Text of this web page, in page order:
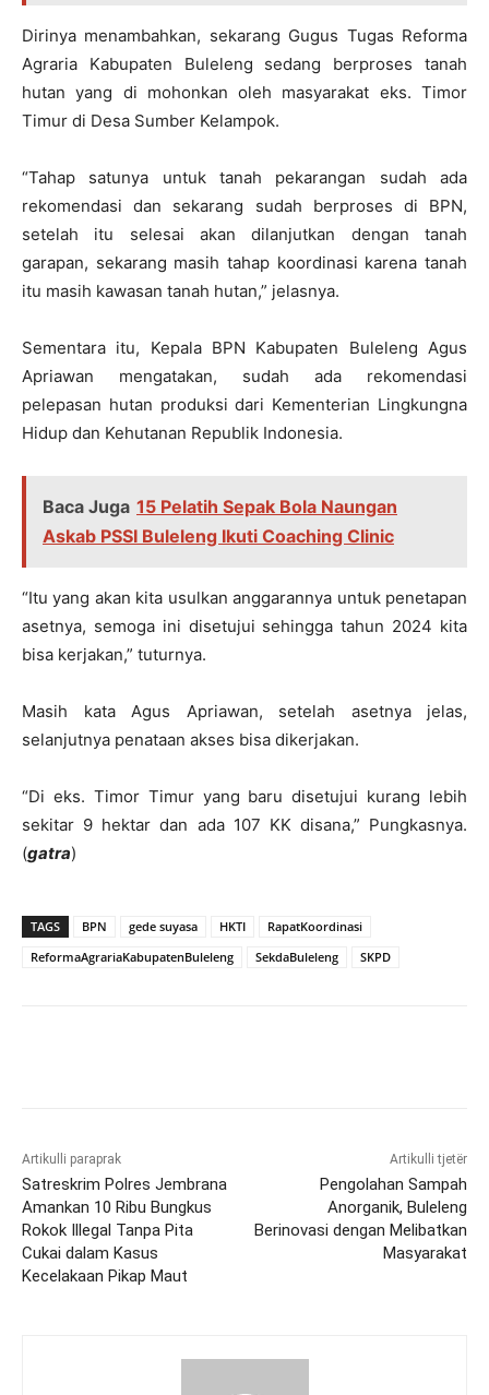
Dirinya menambahkan, sekarang Gugus Tugas Reforma
Agraria Kabupaten Buleleng sedang berproses tanah
hutan yang di mohonkan oleh masyarakat eks. Timor
Timur di Desa Sumber Kelampok.
“Tahap satunya untuk tanah pekarangan sudah ada
rekomendasi dan sekarang sudah berproses di BPN,
setelah itu selesai akan dilanjutkan dengan tanah
garapan, sekarang masih tahap koordinasi karena tanah
itu masih kawasan tanah hutan,” jelasnya.
Sementara itu, Kepala BPN Kabupaten Buleleng Agus
Apriawan mengatakan, sudah ada rekomendasi
pelepasan hutan produksi dari Kementerian Lingkungna
Hidup dan Kehutanan Republik Indonesia.
Baca Juga 15 Pelatih Sepak Bola Naungan
Askab PSSI Buleleng Ikuti Coaching Clinic
“Itu yang akan kita usulkan anggarannya untuk penetapan
asetnya, semoga ini disetujui sehingga tahun 2024 kita
bisa kerjakan,” tuturnya.
Masih kata Agus Apriawan, setelah asetnya jelas,
selanjutnya penataan akses bisa dikerjakan.
“Di eks. Timor Timur yang baru disetujui kurang lebih
sekitar 9 hektar dan ada 107 KK disana,” Pungkasnya.
(gatra)
TAGS BPN gede suyasa HKTI
RapatKoordinasi
ReformaAgrariaKabupatenBuleleng
SekdaBuleleng SKPD
Artikulli paraprak
Satreskrim Polres Jembrana
Amankan 10 Ribu Bungkus
Rokok Illegal Tanpa Pita
Cukai dalam Kasus
Kecelakaan Pikap Maut
Artikulli tjetër
Pengolahan Sampah
Anorganik, Buleleng
Berinovasi dengan Melibatkan
Masyarakat